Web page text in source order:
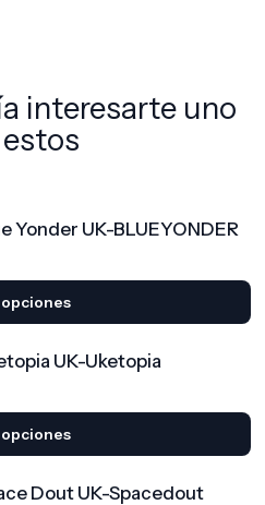
interesarte uno
Yonder UK-BLUEYONDER
UK-Uketopia
Dout UK-Spacedout